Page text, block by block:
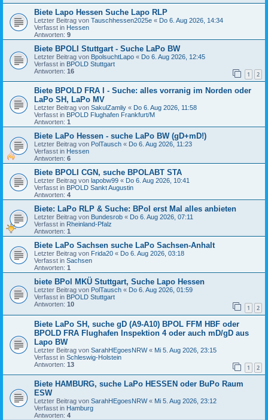
Biete Lapo Hessen Suche Lapo RLP
Letzter Beitrag von Tauschhessen2025e « Do 6. Aug 2026, 14:34
Verfasst in Hessen
Antworten: 9
Biete BPOLI Stuttgart - Suche LaPo BW
Letzter Beitrag von BpolsuchtLapo « Do 6. Aug 2026, 12:45
Verfasst in BPOLD Stuttgart
Antworten: 16 1 2
Biete BPOLD FRA I - Suche: alles vorranig im Norden oder
LaPo SH, LaPo MV
Letzter Beitrag von SakulZamliy « Do 6. Aug 2026, 11:58
Verfasst in BPOLD Flughafen Frankfurt/M
Antworten: 1
Biete LaPo Hessen - suche LaPo BW (gD+mD!)
Letzter Beitrag von PolTausch « Do 6. Aug 2026, 11:23
Verfasst in Hessen
Antworten: 6
Biete BPOLI CGN, suche BPOLABT STA
Letzter Beitrag von lapobw99 « Do 6. Aug 2026, 10:41
Verfasst in BPOLD Sankt Augustin
Antworten: 4
Biete: LaPo RLP & Suche: BPol erst Mal alles anbieten
Letzter Beitrag von Bundesrob « Do 6. Aug 2026, 07:11
Verfasst in Rheinland-Pfalz
Antworten: 1
Biete LaPo Sachsen suche LaPo Sachsen-Anhalt
Letzter Beitrag von Frida20 « Do 6. Aug 2026, 03:18
Verfasst in Sachsen
Antworten: 1
biete BPol MKÜ Stuttgart, Suche Lapo Hessen
Letzter Beitrag von PolTausch « Do 6. Aug 2026, 01:59
Verfasst in BPOLD Stuttgart
Antworten: 10 1 2
Biete LaPo SH, suche gD (A9-A10) BPOL FFM HBF oder
BPOLD FRA Flughafen Inspektion 4 oder auch mD/gD aus
Lapo BW
Letzter Beitrag von SarahHEgoesNRW« Mi 5. Aug 2026, 23:15
Verfasst in Schleswig-Holstein
Antworten: 13 1 2
Biete HAMBURG, suche LaPo HESSEN oder BuPo Raum
ESW
Letzter Beitrag von SarahHEgoesNRW« Mi 5. Aug 2026, 23:12
Verfasst in Hamburg
Antworten: 4